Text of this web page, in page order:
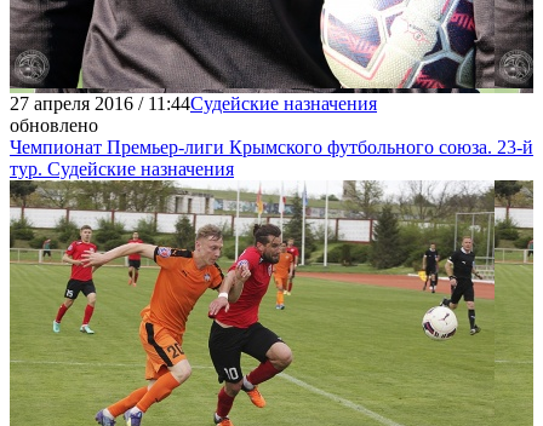
27 апреля 2016 / 11:44Судейские назначения
обновлено
Чемпионат Премьер-лиги Крымского футбольного союза. 23-й
тур. Судейские назначения